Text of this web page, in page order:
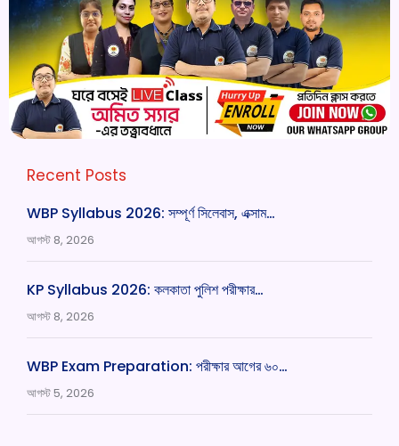
Recent Posts
WBP Syllabus 2026: সম্পূর্ণ সিলেবাস, এক্সাম…
আগস্ট 8, 2026
KP Syllabus 2026: কলকাতা পুলিশ পরীক্ষার…
আগস্ট 8, 2026
WBP Exam Preparation: পরীক্ষার আগের ৬০…
আগস্ট 5, 2026